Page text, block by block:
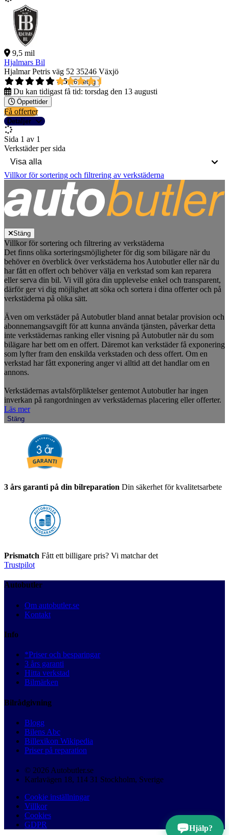
9,5 mil
Hjalmars Bil
Hjalmar Petris väg 52 35246 Växjö
4,5
6 betyg
Du kan tidigast få tid: torsdag den 13 augusti
Öppettider
Få offerter
Detaljer
Sida 1 av 1
Verkstäder per sida
Villkor för sortering och filtrering av verkstäderna
Stäng
Villkor för sortering och filtrering av verkstäderna
Det finns olika sorteringsmöjligheter för dig som bilägare när du
behöver en överblick över verkstäderna hos Autobutler eller när du
har fått en offert och behöver välja en verkstad som kan reparera
eller serva din bil. Vi vill göra din upplevelse enkel och transparent,
därför ger vi dig möjlighet att söka och sortera i dina offerter och på
verkstäderna på olika sätt.
Även om verkstäder på Autobutler bland annat betalar provision och
abonnemangsavgift för att kunna använda tjänsten, påverkar detta
inte verkstädernas ranking eller visning på Autobutler när du som
bilägare har bett om en offert. Däremot kan verkstäder få exponering
som lyfter fram den enskilda verkstaden och dess offert. Om en
verkstad har fått exponering anger vi alltid att det handlar om en
annons.
Verkstädernas avtalsförpliktelser gentemot Autobutler har ingen
inverkan på rangordningen av verkstädernas placering eller offerter.
Läs mer
Stäng
3 års garanti på din bilreparation Din säkerhet för kvalitetsarbete
Prismatch Fått ett billigare pris? Vi matchar det
Trustpilot
Autobutler
Om autobutler.se
Kontakt
Info
*Priser och besparingar
3 års garanti
Hitta verkstad
Bilmärken
Bilrådgivning
Blogg
Bilens Abc
Billexikon Wikipedia
Priser på reparation
© 2026 Autobutler.se
Karlavägen 18, 114 31 Stockholm, Sverige
Cookie inställningar
Villkor
Cookies
GDPR
Hjälp?